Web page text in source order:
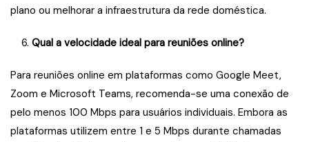
plano ou melhorar a infraestrutura da rede doméstica.
6. Qual a velocidade ideal para reuniões online?
Para reuniões online em plataformas como Google Meet,
Zoom e Microsoft Teams, recomenda-se uma conexão de
pelo menos 100 Mbps para usuários individuais. Embora as
plataformas utilizem entre 1 e 5 Mbps durante chamadas